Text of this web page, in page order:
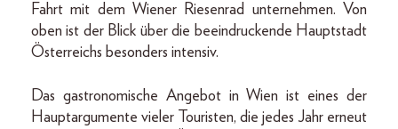
Fahrt mit dem Wiener Riesenrad unternehmen. Von
oben ist der Blick über die beeindruckende Hauptstadt
Österreichs besonders intensiv.
Das gastronomische Angebot in Wien ist eines der
Hauptargumente vieler Touristen, die jedes Jahr erneut